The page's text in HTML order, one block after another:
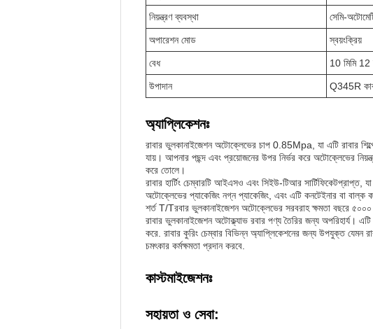
নিয়ন্ত্রণ ব্যবস্থা সেমি-
অপারেশন মোড স্বয়ংক্রিয়
বেধ 10 মিমি 12
উপাদান Q345R
অ্যাপ্লিকেশনঃ
রাবার ভুলকানাইজেশন অটোক্লেভের চাপ 0.85Mpa, যা এটি রাবার
যায়। আপনার পছন্দ এবং প্রয়োজনের উপর নির্ভর করে অটোক্লেভের
করে তোলে।
রাবার হার্টিং চেম্বারটি আইএসও এবং সিইউ-টিআর
অটোক্লেভের প্যাকেজিং নগ্ন প্যাকেজিং, এবং এটি কনটেইনার বা
শর্ত T/Tরবার ভুলকানাইজেশন অটোক্লেভের সরবরাহ ক্ষমতা বছরে ৫০০০
রাবার ভুলকানাইজেশন অটোক্ল্যাভ রবার পণ্য তৈরির জন্য অপরিহার্য।
করে. রাবার কুরিং চেম্বার বিভিন্ন অ্যাপ্লিকেশনের জন্য উপযুক্ত যেমন
চমৎকার কর্মক্ষমতা প্রদান করবে.
কাস্টমাইজেশনঃ
সহায়তা ও সেবা: